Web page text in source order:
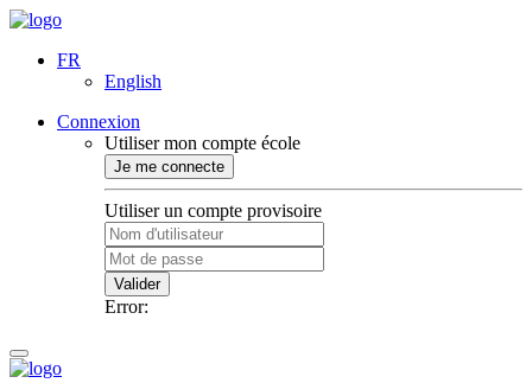
FR
English
Connexion
Utiliser mon compte école
Je me connecte
Utiliser un compte provisoire
Valider
Error: